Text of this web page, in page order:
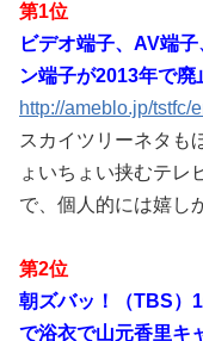
第1位
ビデオ端子、AV端
ン端子が2013年で廃
http://ameblo.jp/tstfc/
スカイツリーネタも
ょいちょい挟むテレ
で、個人的には嬉し
第2位
朝ズバッ！（TBS）
で浴衣で山元香里キ